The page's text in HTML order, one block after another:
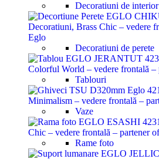
Decoratiuni de interior
Decoratiuni de perete
Tablouri
Vaze
Rame foto